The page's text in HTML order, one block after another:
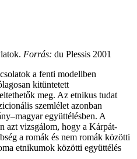
Forrás: du Plessis 2001
a fenti modellben
kitüntetett
meg. Az etnikus tudat
szemlélet azonban
együttélésben. A
azt vizsgálom, hogy a Kárpát-
a romák és nem romák közötti
etnikumok közötti együttélés